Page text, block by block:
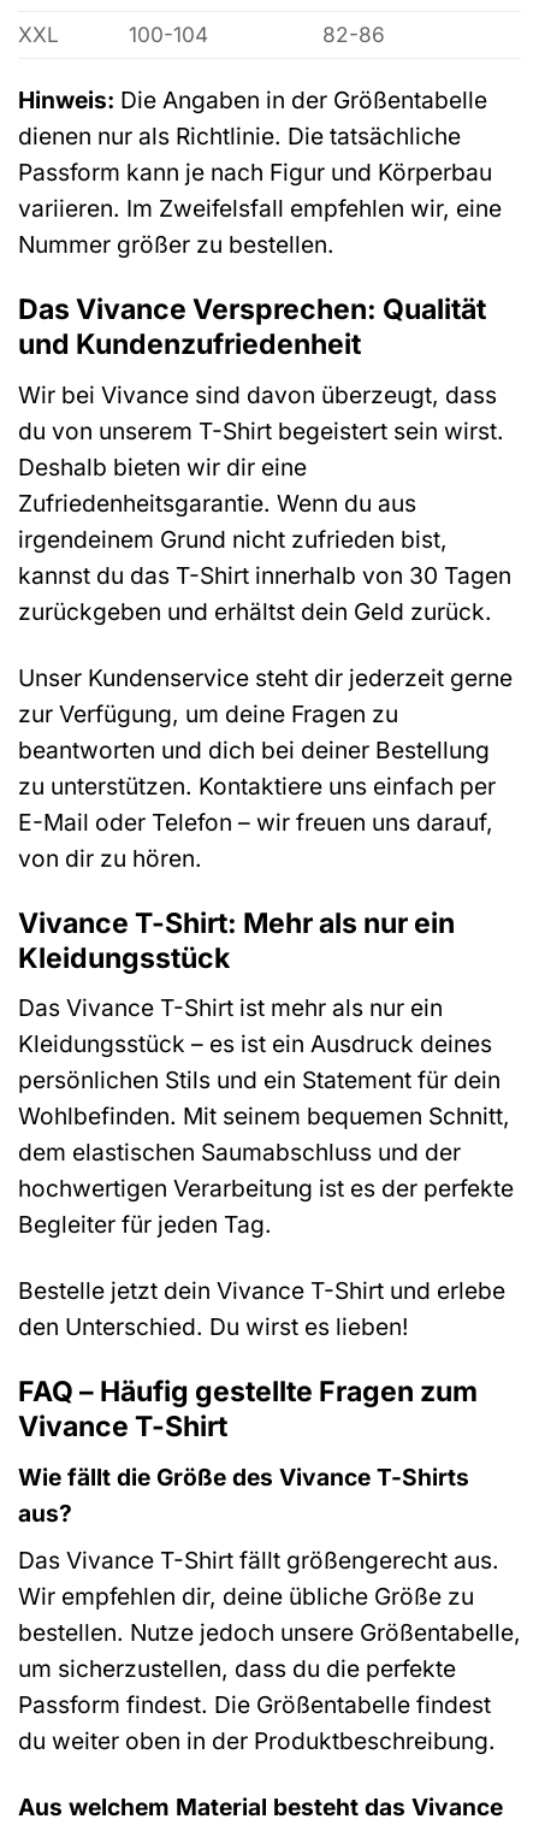
XXL
100-104 82-86
Hinweis: Die Angaben in der Größentabelle
dienen nur als Richtlinie. Die tatsächliche
Passform kann je nach Figur und Körperbau
variieren. Im Zweifelsfall empfehlen wir, eine
Nummer größer zu bestellen.
Das Vivance Versprechen: Qualität
und Kundenzufriedenheit
Wir bei Vivance sind davon überzeugt, dass
du von unserem T-Shirt begeistert sein wirst.
Deshalb bieten wir dir eine
Zufriedenheitsgarantie. Wenn du aus
irgendeinem Grund nicht zufrieden bist,
kannst du das T-Shirt innerhalb von 30 Tagen
zurückgeben und erhältst dein Geld zurück.
Unser Kundenservice steht dir jederzeit gerne
zur Verfügung, um deine Fragen zu
beantworten und dich bei deiner Bestellung
zu unterstützen. Kontaktiere uns einfach per
E-Mail oder Telefon – wir freuen uns darauf,
von dir zu hören.
Vivance T-Shirt: Mehr als nur ein
Kleidungsstück
Das Vivance T-Shirt ist mehr als nur ein
Kleidungsstück – es ist ein Ausdruck deines
persönlichen Stils und ein Statement für dein
Wohlbefinden. Mit seinem bequemen Schnitt,
dem elastischen Saumabschluss und der
hochwertigen Verarbeitung ist es der perfekte
Begleiter für jeden Tag.
Bestelle jetzt dein Vivance T-Shirt und erlebe
den Unterschied. Du wirst es lieben!
FAQ – Häufig gestellte Fragen zum
Vivance T-Shirt
Wie fällt die Größe des Vivance T-Shirts
aus?
Das Vivance T-Shirt fällt größengerecht aus.
Wir empfehlen dir, deine übliche Größe zu
bestellen. Nutze jedoch unsere Größentabelle,
um sicherzustellen, dass du die perfekte
Passform findest. Die Größentabelle findest
du weiter oben in der Produktbeschreibung.
Aus welchem Material besteht das Vivance